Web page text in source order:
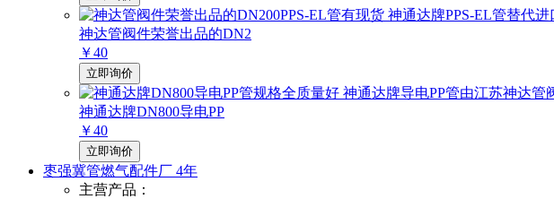
神达管阀件荣誉出品的DN2
￥40
立即询价
神通达牌DN800导电PP
￥40
立即询价
枣强冀管燃气配件厂 4年
主营产品：